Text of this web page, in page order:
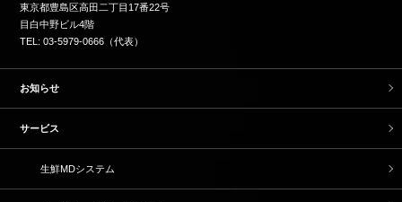
東京都豊島区高田二丁目17番22号
目白中野ビル4階
TEL: 03-5979-0666（代表）
お知らせ
サービス
生鮮MDシステム